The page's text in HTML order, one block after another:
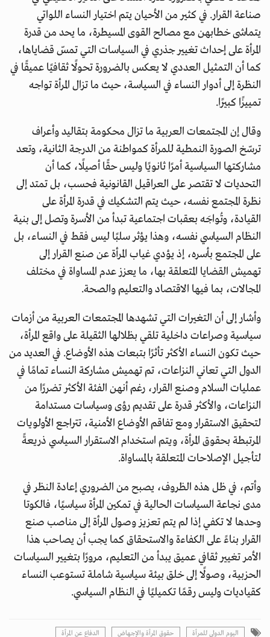
صناعة القرار. في كثير من الأحيان يتم اختيار النساء اللواتي
يتماشى خطابهن مع مصالح القوى المسيطرة، ما يحد من قدرة
المرأة على إحداث تغيير جذري في السياسات التي تمسّ قضاياها،
كما أن التمثيل العددي لا يعكس بالضرورة تحولًا ثقافيًا عميقًا في
النظرة إلى أدوار النساء في السياسة، حيث ما تزال المرأة تواجه
تمييزًا كبيرًا.
وقال إن المجتمعات العربية ما تزال محكومة بتقاليد وأعراف
ترسّخ الصورة النمطية للمرأة كمواطنة من الدرجة الثانية، وتعد
مشاركتها السياسية أمرًا ثانويًا وليس حقًا أصيلًا، كما أن
التحديات لا تقتصر على العراقيل القانونية فحسب، بل تمتد إلى
نظرة المجتمع نفسه، حيث يتم التشكيك في قدرة المرأة على
القيادة، وتُواجَه بعقبات اجتماعية تبدأ من الأسرة وتصل إلى بنية
النظام السياسي نفسه، وهذا يؤثر سلبًا ليس فقط في النساء، بل
على المجتمع بأسره، إذ يؤدي غياب المرأة عن صنع القرار إلى
تهميش القضايا المتعلقة بها، ما يعزز عدم المساواة في مختلف
المجالات، بما فيها الاقتصاد والتعليم والصحة.
وأشار إلى أن التغيرات التي تشهدها المجتمعات العربية من أزمات
سياسية وصراعات داخلية تلقي بظلالها الثقيلة على واقع المرأة،
حيث تكون النساء الأكثر تأثرًا بتبعات هذه الأوضاع. في العديد من
الدول التي تعاني النزاعات، تم تهميش مشاركة النساء تمامًا في
عمليات السلام وصنع القرار، رغم أنهن الفئة الأكثر تضررًا من
النزاعات، والأكثر قدرة على تقديم رؤى وسياسات مستدامة
لتحقيق الاستقرار ومع تفاقم الأوضاع الأمنية، تتراجع الأولويات
المرتبطة بحقوق المرأة، ويتم استخدام الاستقرار السياسي ذريعةً
لتأجيل الإصلاحات المتعلقة بالمساواة.
وأتم، في ظل هذه الظروف، يصبح من الضروري إعادة النظر في
مدى نجاعة السياسات الحالية في تمكين المرأة سياسيًا، فالكوتا
وحدها لا تكفي إذا لم يتم تعزيز وصول المرأة إلى مناصب صنع
القرار بناءً على الكفاءة والاستحقاق كما يجب أن يصاحب هذا
الأمر تغيير ثقافي عميق يبدأ من التعليم، مرورًا بتغيير السياسات
الحزبية، وصولًا إلى خلق بيئة سياسية شاملة تستوعب النساء
كقياديات وليس رقمًا تكميليًا في النظام السياسي.
اليوم الدولي للمرأة حقوق المرأة والإجهاض الدفاع عن المرأة